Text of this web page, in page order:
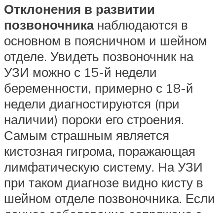
Отклонения в развитии
позвоночниканаблюдаются в
основном в поясничном и шейном
отделе. Увидеть позвоночник на
УЗИ можно с 15-й недели
беременности, примерно с 18-й
недели диагностируются (при
наличии) пороки его строения.
Самым страшным является
кистозная гигрома, поражающая
лимфатическую систему. На УЗИ
при таком диагнозе видно кисту в
шейном отделе позвоночника. Если